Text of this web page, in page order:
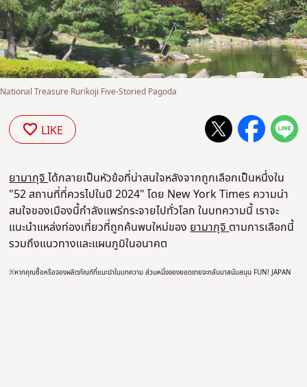
National Treasure Rurikoji Five-Storied Pagoda
LIKE
ยามากุจิได้กลายเป็นหัวข้อที่น่าสนใจหลังจากถูกเลือกเป็นหนึ่งใน
"52 สถานที่ที่ควรไปในปี 2024" โดย New York Times ความน่า
สนใจของเมืองนี้กำลังแพร่กระจายไปทั่วโลก ในบทความนี้ เราจะ
แนะนำแหล่งท่องเที่ยวที่ถูกค้นพบใหม่ของยามากุจิตามการเลือกนี้
รวมถึงแนวทางและแผนภูมิในอนาคต
※หากคุณซื้อหรือจองผลิตภัณฑ์ที่แนะนำในบทความ ส่วนหนึ่งของยอดขายจะกลับมาสนับสนุน FUN! JAPAN